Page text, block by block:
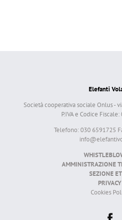
Elefanti
Società cooperativa sociale Onlus -
P.IVA e Codice
Telefono: 030 6591725
AMMINISTRAZIONE
SEZIONE
PRIVACY
Cookies